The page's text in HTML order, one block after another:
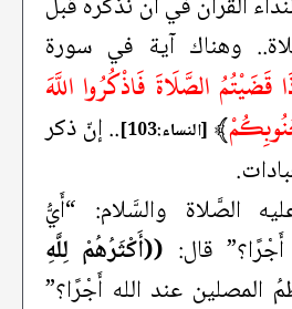
وهناك آية في سورة
قَضَيْتُمُ الصَّلَاةَ فَاذْكُرُوا اللَّهَ
﴾ [النساء:103]
.. إنّ ذكر
الصَّلاة والسَّلام: “أَيُّ
قال: ((أَكْثَرُهُمْ لِلَّهِ
المصلين عند الله أَجْرًا؟”